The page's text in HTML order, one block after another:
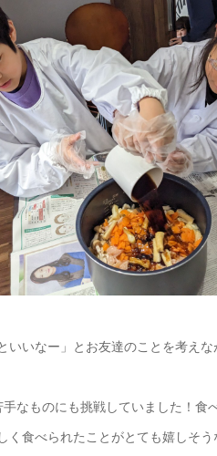
いいなー」とお友達のことを考え
なものにも挑戦していました！食
食べられたことがとても嬉しそう